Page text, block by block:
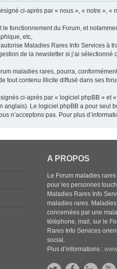
ci-après par « nous », « notre »,
le fonctionnement du Forum, et
etc,
Maladies Rares Info Services à
de la newsletter si j’ai sélectionné
maladies rares, pourra,
tout contenu illicite diffusé dans ses
ci-après par « logiciel phpBB »
anglais). Le logiciel phpBB a pour seul
n’acceptons pas. Pour plus
A PROPOS
Le Forum maladies
pour les personnes
Maladies Rares Info
maladies rares.
concernées par une
téléphone, mail, sur le
Rares Info Services
social.
Plus d’informations :